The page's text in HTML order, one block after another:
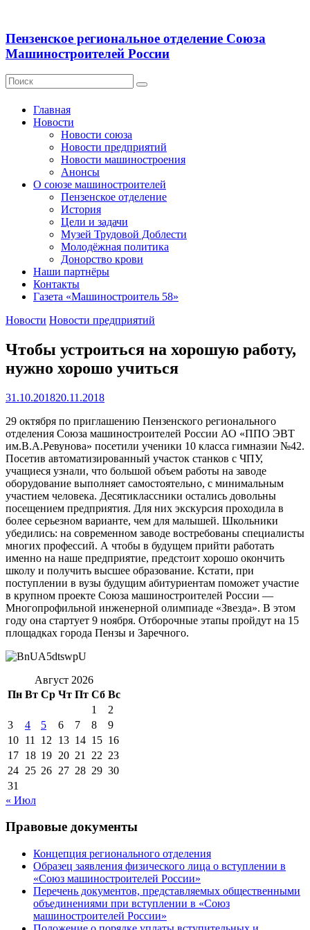
Пензенское региональное отделение Союза
Машиностроителей России
Главная
Новости
Новости союза
Новости предприятий
Новости машиностроения
Анонсы
О союзе машиностроителей
Пензенское отделение
История
Цели и задачи
Музей Трудовой Доблести
Молодёжная политика
Донорство крови
Наши партнёры
Контакты
Газета «Машиностроитель 58»
Новости Новости предприятий
Чтобы устроиться на хорошую работу,
нужно хорошо учиться
31.10.201820.11.2018
29 октября по приглашению Пензенского регионального
отделения Союза машиностроителей России АО «ППО ЭВТ
им.В.А.Ревунова» посетили ученики 10 класса гимназии №42.
Посетив автоматизированный участок станков с ЧПУ,
учащиеся узнали, что большой объем работы на заводе
оборудование выполняет самостоятельно, с минимальным
участием человека. Десятиклассники остались довольны
посещением предприятия. Для них экскурсия проходила в
более серьезном варианте, чем для малышей. Школьники
убедились: на современном заводе востребованы специалисты
многих профессий. А чтобы в будущем прийти работать
именно на наше предприятие, предстоит хорошо окончить
школу и получить высшее образование. Кстати, при
поступлении в вузы будущим абитуриентам поможет участие
в крупном проекте Союза машиностроителей России —
Многопрофильной инженерной олимпиаде «Звезда». В этом
году она стартует 9 ноября. Отборочные этапы пройдут на 15
площадках города Пензы и Заречного.
Август 2026
Пн Вт Ср Чт Пт Сб Вс
1
2
3
4 5 6 7 8
9
10 11 12 13 14 15 16
17 18 19 20 21 22 23
24 25 26 27 28 29 30
31
« Июл
Правовые документы
Концепция регионального отделения
Образец заявления физического лица о вступлении в
«Союз машиностроителей России»
Перечень документов, представляемых общественными
объединениями при вступлении в «Союз
машиностроителей России»